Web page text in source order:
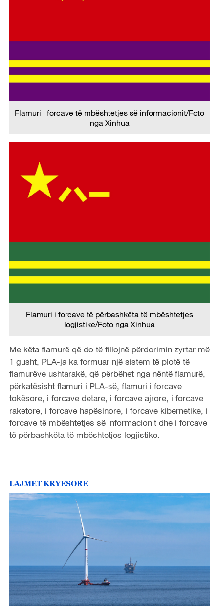
Flamuri i forcave të mbështetjes së informacionit/Foto
nga Xinhua
Flamuri i forcave të përbashkëta të mbështetjes
logjistike/Foto nga Xinhua
Me këta flamurë që do të fillojnë përdorimin zyrtar më
1 gusht, PLA-ja ka formuar një sistem të plotë të
flamurëve ushtarakë, që përbëhet nga nëntë flamurë,
përkatësisht flamuri i PLA-së, flamuri i forcave
tokësore, i forcave detare, i forcave ajrore, i forcave
raketore, i forcave hapësinore, i forcave kibernetike, i
forcave të mbështetjes së informacionit dhe i forcave
të përbashkëta të mbështetjes logjistike.
LAJMET KRYESORE